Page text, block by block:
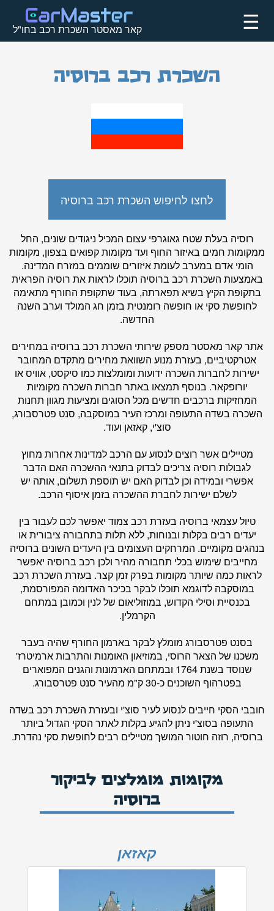
קאר מאסטר השכרת רכב בחו"ל ☰
השכרת רכב ברוסיה
לחצו לחיפוש השכרת רכב ברוסיה
רוסיה בעלת שטח גאוגרפי עצום המכיל ניגודים שונים, החל
ממקומות חמים באיזור החוף ועד מקומות קפואים בצפון, מקומות
הומי אדם במערב לעומת איזורים שוממים במזרח המדינה.
באמצעות השכרת רכב ברוסיה תוכלו לראות את רוסיה הפראית
בתקופת הקיץ בשיא תפארתה, בעוד שתקופת החורף מתאימה
לחופשת סקי או חופשה רומנטית בזמן חג המולד וערב השנה
החדשה.
אתרקאר מאסטר מספק שירותי השכרת רכב ברוסיה במחירים
אטרקטיביים, בעזרת מנוע השוואת מחירים מתקדם המחובר
ישירות לחברות השכרה ידועות ומומלצות כמו סיקסט, אוויס או
יורופקאר. בנוסף תמצאו באתר חברות השכרה מקומיות
המחזיקות ברכבים חדשים מכל הסוגים ומציעות מגוון תחנות
השכרה בשדה התעופה ומרכז העיר במוסקבה, סנט פטרסבורג,
סוצ'י, קאזאן ועוד.
מטיילים אשר רוצים לנסוע עם הרכב למדינות אחרות מחוץ
לגבולות רוסיה צריכים לבדוק בתנאי ההשכרה האם הדבר
אפשרי ובמידה וכן לבדוק האם יש תוספת תשלום, אותה יש
לשלם ישירות לחברת ההשכרה בזמן איסוף הרכב.
טיול עצמאי ברוסיה בעזרת רכב צמוד יאפשר לכם לעבור בין
יעדים רבים בקלות ובנוחות, ללא תלות בתחבורה ציבורית או
בנהגים מקומיים. המרחקים העצומים בין היעדים השונים ברוסיה
מחייבים שימוש בכלי תחבורה מהיר ולכן רכב ברוסיה יאפשר
לראות כמה שיותר מקומות בפרק זמן קצר. בעזרת השכרת רכב
במוסקבה לדוגמא תוכלו לבקר בכיכר האדומה המפורסמת,
בכנסיית וסילי הקדוש, במוזוליאום של לנין וכמובן במתחם
הקרמלין.
בסנט פטרסבורג מומלץ לבקר בארמון החורף שהיה בעבר
משכנו של הצאר הרוסי, במוזיאון האומנות והתרבות ארמיטרז'
שנוסד בשנת 1764 ובמתחם הארמונות והגנים המפוארים
בפטרהוף השוכנים כ-30 ק"מ מהעיר סנט פטרסבורג.
חובבי הסקי חייבים לנסוע לעיר סוצ'י ובעזרת השכרת רכב בשדה
התעופה בסוצ'י ניתן להגיע בקלות לאתר הסקי הגדול ביותר
ברוסיה, רוזה חוטור המושך מטיילים רבים לחופשת סקי נהדרת.
מקומות מומלצים לביקור
ברוסיה
קאזאן